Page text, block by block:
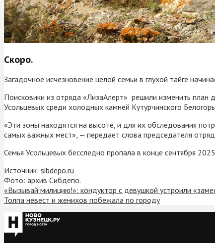
Скоро.
Загадочное исчезновение целой семьи в глухой тайге
Поисковики из отряда «ЛизаАлерт» решили изменить план
Усольцевых среди холодных камней Кутурчинского
«Эти зоны находятся на высоте, и для их обследования
самых важных мест», — передает слова председателя
Семья Усольцевых бесследно пропала в конце сентября
Источник: sibdepo.ru
Фото: архив Сибдепо.
«Вызывай милицию!»: кондуктор с девушкой устроили
Толпа невест и женихов побежала по городу